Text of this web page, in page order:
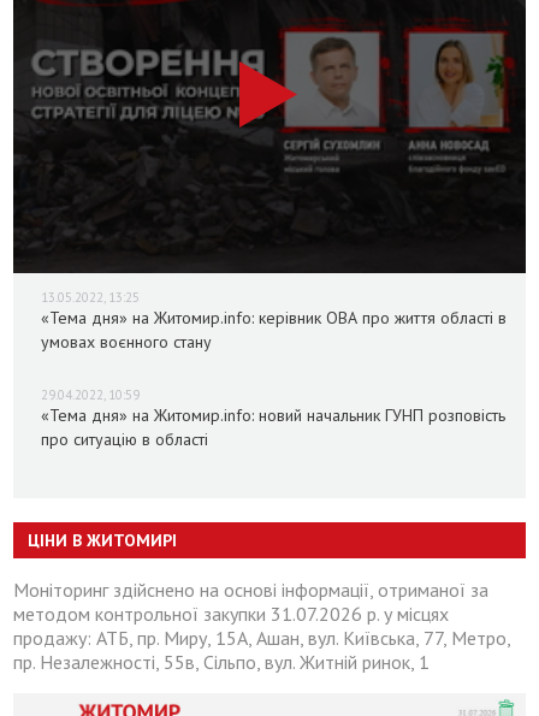
13.05.2022, 13:25
«Тема дня» на Житомир.info: керівник ОВА про життя області в
умовах воєнного стану
29.04.2022, 10:59
«Тема дня» на Житомир.info: новий начальник ГУНП розповість
про ситуацію в області
ЦІНИ В ЖИТОМИРІ
Моніторинг здійснено на основі інформації, отриманої за
методом контрольної закупки 31.07.2026 р. у місцях
продажу: АТБ, пр. Миру, 15А, Ашан, вул. Київська, 77, Метро,
пр. Незалежності, 55в, Сільпо, вул. Житній ринок, 1